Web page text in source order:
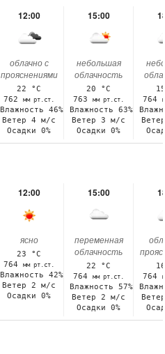
12:00
облачно с
прояснениями
22 °C
762 мм рт.ст.
Влажность 46%
Ветер 4 м/с
Осадки 0%
15:00
небольшая
облачность
20 °C
763 мм рт.ст.
Влажность 63%
Ветер 3 м/с
Осадки 0%
764
12:00
ясно
23 °C
764 мм рт.ст.
Влажность 42%
Ветер 2 м/с
Осадки 0%
15:00
переменная
облачность
22 °C
764 мм рт.ст.
Влажность 57%
Ветер 2 м/с
Осадки 0%
764